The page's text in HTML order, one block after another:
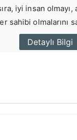
iyi insan
sahibi olmalarını
Detaylı Bilgi